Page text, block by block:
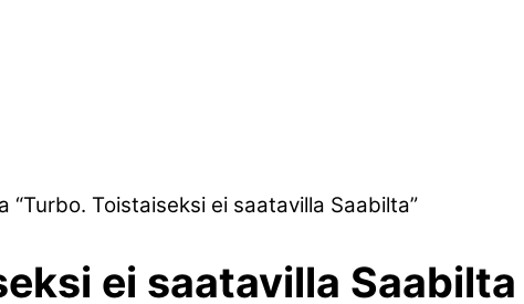
“Turbo. Toistaiseksi ei saatavilla Saabilta”
ei saatavilla Saabilta